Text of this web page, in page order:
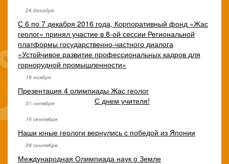
24 декабря
С 6 по 7 декабря 2016 года, Корпоративный фонд «Жас
геолог» принял участие в 8-ой сессии Региональной
платформы государственно-частного диалога
«Устойчивое развитие профессиональных кадров для
горнорудной промышленности»
18 ноября
Презентация 4 олимпиады Жас геолог
01 октября С днем учителя!
16 сентября
Наши юные геологи вернулись с победой из Японии
08 сентября
Международная Олимпиада наук о Земле